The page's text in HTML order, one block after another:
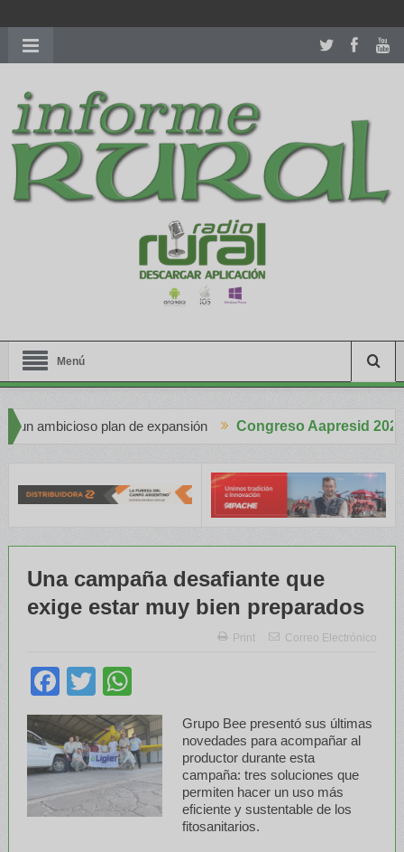
richardmillereplica
women.patekphilippe.tofor sale in usa recognized command with
dining room table ceremony. welcome to our
perfectwatches.is
shop. best youngsexdoll.comwith professional customer
services. 1: 1 design high
https://reallydiamond.com/
Menú
Congreso Aapresid 2026
Una campaña desafiante que
exige estar muy bien preparados
Print Correo Electrónico
Facebook
Twitter
Grupo Bee presentó sus últimas
novedades para acompañar al
productor durante esta
campaña: tres soluciones que
permiten hacer un uso más
eficiente y sustentable de los
fitosanitarios.